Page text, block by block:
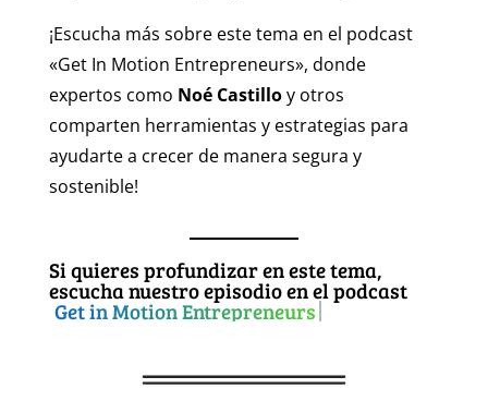
¡Escucha más sobre este tema en el podcast
«Get In Motion Entrepreneurs», donde
expertos como Noé Castilloy otros
comparten herramientas y estrategias para
ayudarte a crecer de manera segura y
sostenible!
Si quieres profundizar en este tema,
escucha nuestro episodio en el podcast
Get in Motion Entrepreneurs